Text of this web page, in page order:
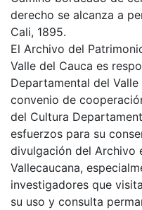
derecho se alcanza a
Cali, 1895.
El Archivo del
Valle del Cauca es
Departamental del
convenio de
del Cultura
esfuerzos para su
divulgación del Archivo
Vallecaucana,
investigadores que
su uso y consulta